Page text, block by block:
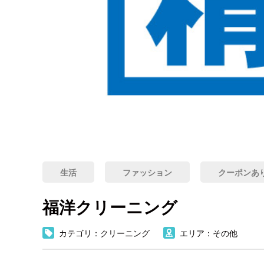
生活 ファッション クーポンあ
福洋クリーニング
カテゴリ：クリーニング エリア：その他